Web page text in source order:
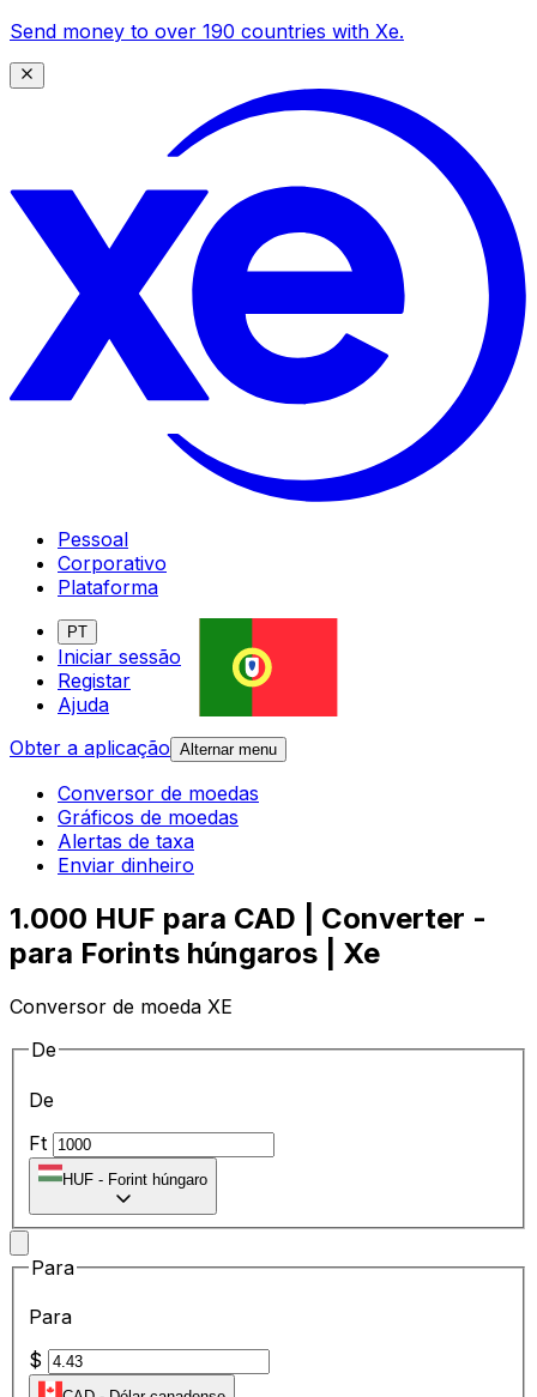
Send money to over 190 countries with Xe.
Pessoal
Corporativo
Plataforma
PT
Iniciar sessão
Registar
Ajuda
Obter a aplicação Alternar menu
Conversor de moedas
Gráficos de moedas
Alertas de taxa
Enviar dinheiro
1.000 HUF para CAD | Converter -
para Forints húngaros | Xe
Conversor de moeda XE
De
De
Ft
HUF - Forint húngaro
Para
Para
$